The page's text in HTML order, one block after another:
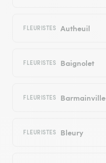
FLEURISTES Autheuil
FLEURISTES Baignolet
FLEURISTES Barmainville
FLEURISTES Bleury